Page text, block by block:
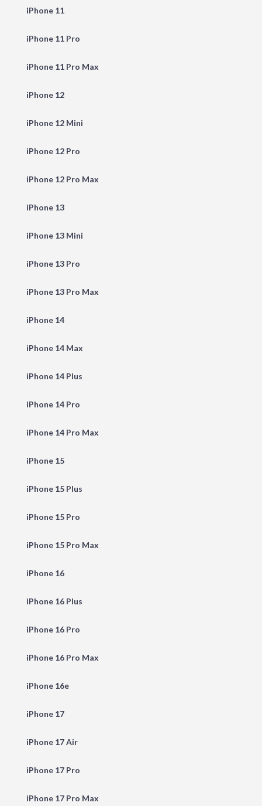
iPhone 11
iPhone 11 Pro
iPhone 11 Pro Max
iPhone 12
iPhone 12 Mini
iPhone 12 Pro
iPhone 12 Pro Max
iPhone 13
iPhone 13 Mini
iPhone 13 Pro
iPhone 13 Pro Max
iPhone 14
iPhone 14 Max
iPhone 14 Plus
iPhone 14 Pro
iPhone 14 Pro Max
iPhone 15
iPhone 15 Plus
iPhone 15 Pro
iPhone 15 Pro Max
iPhone 16
iPhone 16 Plus
iPhone 16 Pro
iPhone 16 Pro Max
iPhone 16e
iPhone 17
iPhone 17 Air
iPhone 17 Pro
iPhone 17 Pro Max